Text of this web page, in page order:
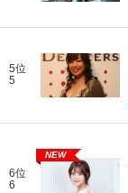
5位
5
6位
6
NEW